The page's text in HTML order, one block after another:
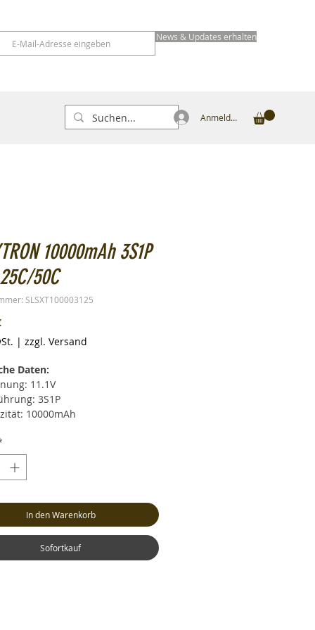
News & Updates erhalten
Anmelden
10000mAh 3S1P
50C
SLSXT100003125
Preis
| zzgl. Versand
Daten:
11.1V
3S1P
10000mAh
Entladestrom: max. 50C
max. 4C (40.0A)
ca. LxBxH 165x64x30mm
XT90 (Buchse)
Hochstrom Silikonkabel AWG10
In den Warenkorb
Sofortkauf